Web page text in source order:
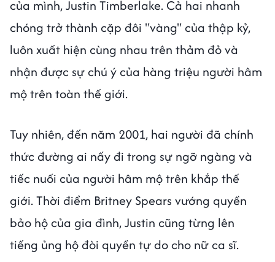
của mình, Justin Timberlake. Cả hai nhanh
chóng trở thành cặp đôi "vàng" của thập kỷ,
luôn xuất hiện cùng nhau trên thảm đỏ và
nhận được sự chú ý của hàng triệu người hâm
mộ trên toàn thế giới.
Tuy nhiên, đến năm 2001, hai người đã chính
thức đường ai nấy đi trong sự ngỡ ngàng và
tiếc nuối của người hâm mộ trên khắp thế
giới. Thời điểm Britney Spears vướng quyền
bảo hộ của gia đình, Justin cũng từng lên
tiếng ủng hộ đòi quyền tự do cho nữ ca sĩ.